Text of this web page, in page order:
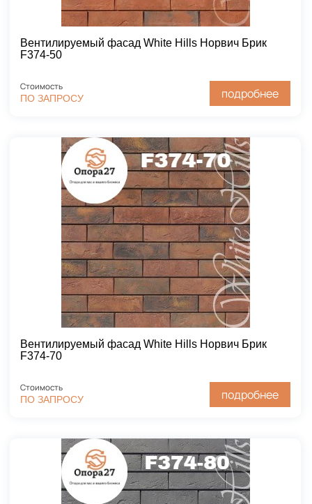
Вентилируемый фасад White Hills Норвич Брик
F374-50
Стоимость
ПО ЗАПРОСУ
подробнее
Вентилируемый фасад White Hills Норвич Брик
F374-70
Стоимость
ПО ЗАПРОСУ
подробнее